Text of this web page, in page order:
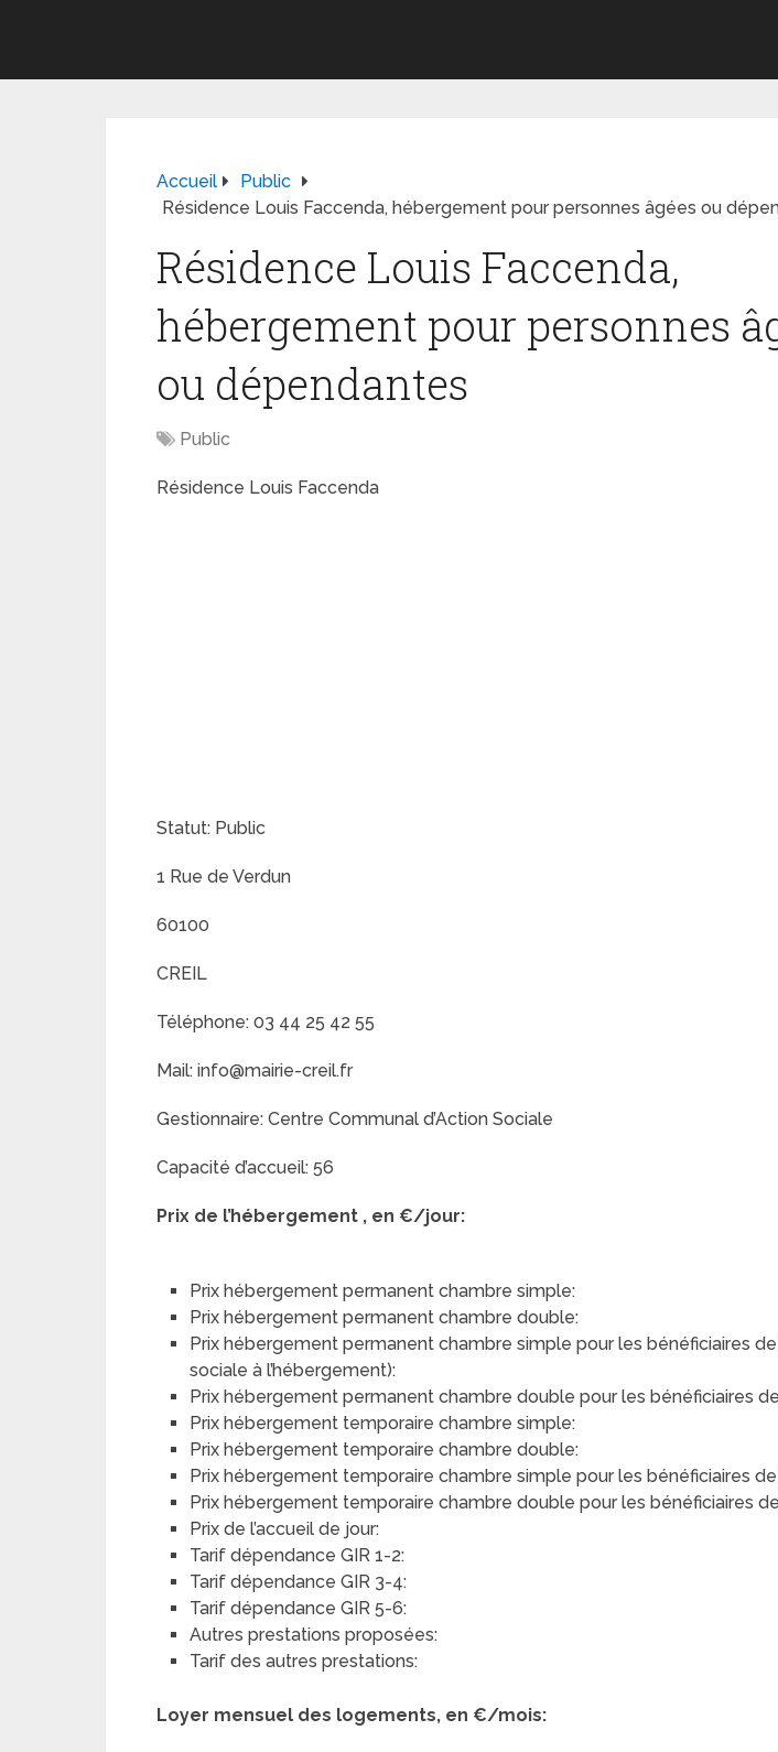
Accueil
Public
Résidence Louis Faccenda, hébergement pour personnes âgées ou
Résidence Louis Faccenda,
hébergement pour personnes
ou dépendantes
Public
Résidence Louis Faccenda
Statut: Public
1 Rue de Verdun
60100
CREIL
Téléphone: 03 44 25 42 55
Mail: info@mairie-creil.fr
Gestionnaire: Centre Communal d’Action Sociale
Capacité d’accueil: 56
Prix de l’hébergement , en €/jour:
Prix hébergement permanent chambre simple:
Prix hébergement permanent chambre double:
Prix hébergement permanent chambre simple pour les bénéficiaires de
sociale à l’hébergement):
Prix hébergement permanent chambre double pour les bénéficiaires de
Prix hébergement temporaire chambre simple:
Prix hébergement temporaire chambre double:
Prix hébergement temporaire chambre simple pour les bénéficiaires de
Prix hébergement temporaire chambre double pour les bénéficiaires de
Prix de l’accueil de jour:
Tarif dépendance GIR 1-2:
Tarif dépendance GIR 3-4:
Tarif dépendance GIR 5-6:
Autres prestations proposées:
Tarif des autres prestations:
Loyer mensuel des logements, en €/mois: